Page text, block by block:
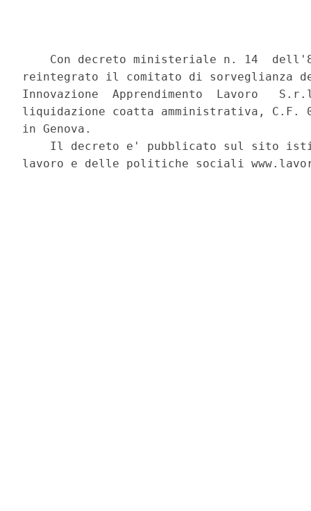
Con decreto ministeriale n. 14
reintegrato il comitato di
Innovazione  Apprendimento  Lavoro
liquidazione coatta amministrativa, C.F.
in Genova.
Il decreto e' pubblicato sul sito